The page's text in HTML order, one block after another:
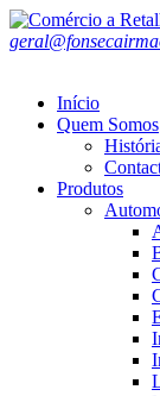
Início
Quem Somos
Produtos